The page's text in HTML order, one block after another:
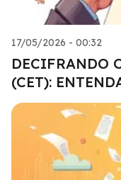
17/05/2026 - 00:32
DECIFRANDO
(CET):